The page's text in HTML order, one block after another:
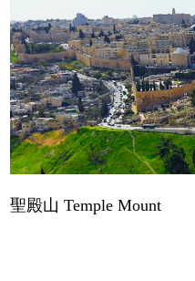
聖殿山 Temple Mount